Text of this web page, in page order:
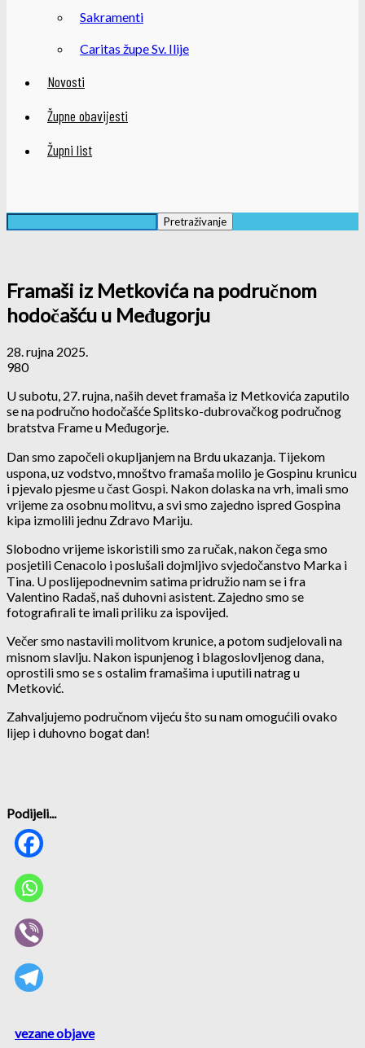
Sakramenti
Caritas župe Sv. Ilije
Novosti
Župne obavijesti
Župni list
Framaši iz Metkovića na područnom
hodočašću u Međugorju
28. rujna 2025.
980
U subotu, 27. rujna, naših devet framaša iz Metkovića zaputilo
se na područno hodočašće Splitsko-dubrovačkog područnog
bratstva Frame u Međugorje.
Dan smo započeli okupljanjem na Brdu ukazanja. Tijekom
uspona, uz vodstvo, mnoštvo framaša molilo je Gospinu krunicu
i pjevalo pjesme u čast Gospi. Nakon dolaska na vrh, imali smo
vrijeme za osobnu molitvu, a svi smo zajedno ispred Gospina
kipa izmolili jednu Zdravo Mariju.
Slobodno vrijeme iskoristili smo za ručak, nakon čega smo
posjetili Cenacolo i poslušali dojmljivo svjedočanstvo Marka i
Tina. U poslijepodnevnim satima pridružio nam se i fra
Valentino Radaš, naš duhovni asistent. Zajedno smo se
fotografirali te imali priliku za ispovijed.
Večer smo nastavili molitvom krunice, a potom sudjelovali na
misnom slavlju. Nakon ispunjenog i blagoslovljenog dana,
oprostili smo se s ostalim framašima i uputili natrag u
Metković.
Zahvaljujemo područnom vijeću što su nam omogućili ovako
lijep i duhovno bogat dan!
Podijeli...
vezane objave